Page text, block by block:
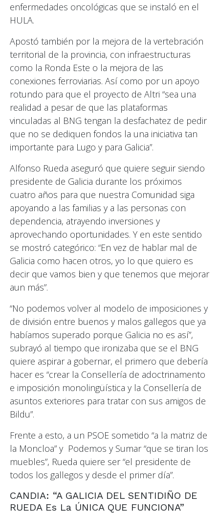
enfermedades oncológicas que se instaló en el
HULA.
Apostó también por la mejora de la vertebración
territorial de la provincia, con infraestructuras
como la Ronda Este o la mejora de las
conexiones ferroviarias. Así como por un apoyo
rotundo para que el proyecto de Altri “sea una
realidad a pesar de que las plataformas
vinculadas al BNG tengan la desfachatez de pedir
que no se dediquen fondos la una iniciativa tan
importante para Lugo y para Galicia”.
Alfonso Rueda aseguró que quiere seguir siendo
presidente de Galicia durante los próximos
cuatro años para que nuestra Comunidad siga
apoyando a las familias y a las personas con
dependencia, atrayendo inversiones y
aprovechando oportunidades. Y en este sentido
se mostró categórico: “En vez de hablar mal de
Galicia como hacen otros, yo lo que quiero es
decir que vamos bien y que tenemos que mejorar
aun más”.
“No podemos volver al modelo de imposiciones y
de división entre buenos y malos gallegos que ya
habíamos superado porque Galicia no es así”,
subrayó al tiempo que ironizaba que se el BNG
quiere aspirar a gobernar, el primero que debería
hacer es “crear la Consellería de adoctrinamento
e imposición monolingüística y la Consellería de
asuntos exteriores para tratar con sus amigos de
Bildu”.
Frente a esto, a un PSOE sometido “a la matriz de
la Moncloa” y Podemos y Sumar “que se tiran los
muebles”, Rueda quiere ser “el presidente de
todos los gallegos y desde el primer día”.
CANDIA: “A GALICIA DEL SENTIDIÑO DE
RUEDA Es La ÚNICA QUE FUNCIONA”